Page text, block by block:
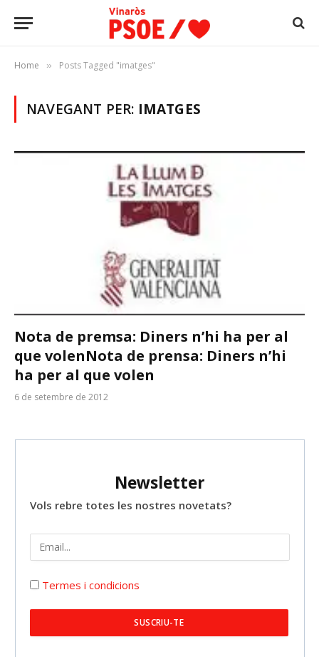
Home » Posts Tagged "imatges"
NAVEGANT PER: IMATGES
Nota de premsa: Diners n’hi ha per al
que volenNota de prensa: Diners n’hi
ha per al que volen
6 de setembre de 2012
Newsletter
Vols rebre totes les nostres novetats?
Termes i condicions